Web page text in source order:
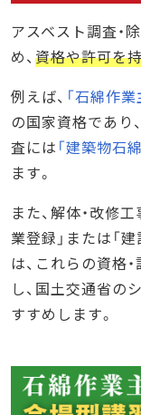
アスベスト調査・
め、資格や許可を
例えば、 「石綿作業
の国家資格であり
査には 「建築物石
ます。
また、解体・改修
業登録」または「
は、これらの資格
し、国土交通省の
すすめします。